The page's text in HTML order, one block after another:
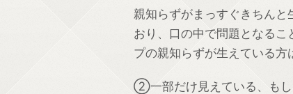
親知らずがまっすぐきちん
おり、口の中で問題となる
プの親知らずが生えている方
②一部だけ見えている、もし